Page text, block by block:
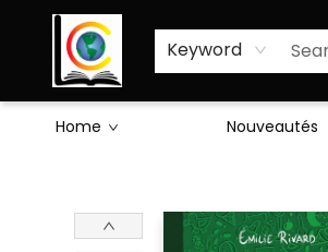
Keyword
Home Nouveautés
Sciences Humaines
Activités & Jeux
Enseignants
Littérature
À Propos de Nous